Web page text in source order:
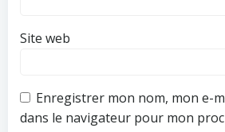
Site web
Enregistrer mon nom, mon e-
dans le navigateur pour mon